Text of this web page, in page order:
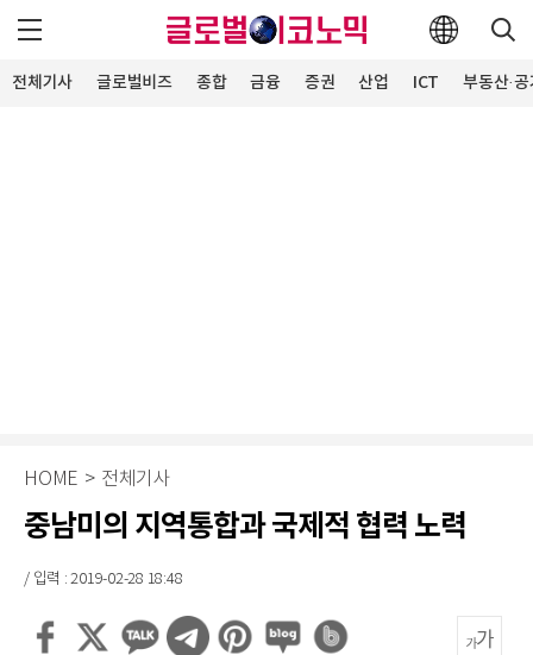
전체기사 글로벌비즈 종합 금융 증권 산업 ICT 부동산·
HOME > 전체기사
중남미의 지역통합과 국제적 협력 노력
/ 입력 : 2019-02-28 18:48